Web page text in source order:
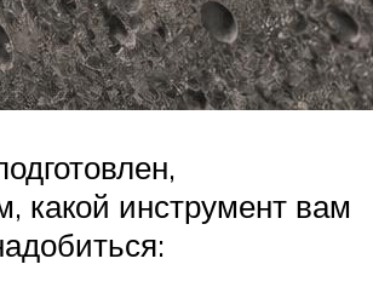
какой инструмент вам